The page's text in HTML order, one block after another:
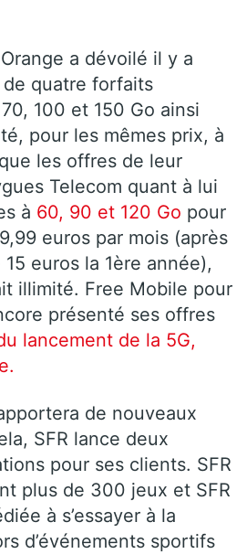
a dévoilé il y a
quatre forfaits
100 et 150 Go ainsi
pour les mêmes prix, à
les offres de leur
Telecom quant à lui
à 60, 90 et 120 Go pour
euros par mois (après
euros la 1ère année),
illimité. Free Mobile pour
présenté ses offres
lancement de la 5G,
de nouveaux
SFR lance deux
pour ses clients. SFR
plus de 300 jeux et SFR
à s’essayer à la
d’événements sportifs